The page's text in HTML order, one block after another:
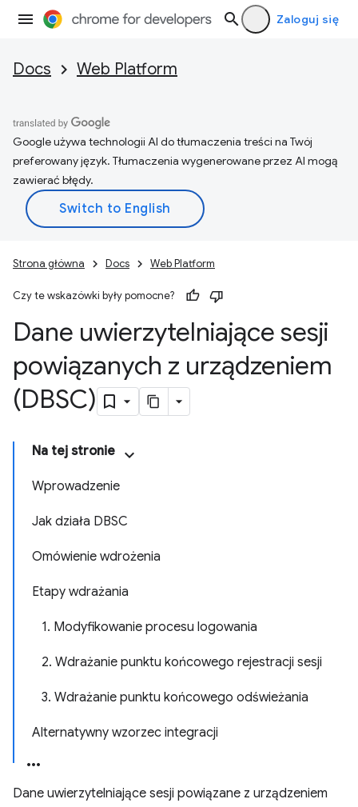
Zaloguj się
Docs Web Platform
Google używa technologii AI do tłumaczenia treści na Twój
preferowany język. Tłumaczenia wygenerowane przez AI mogą
zawierać błędy.
Strona główna Docs Web Platform
Czy te wskazówki były pomocne?
Dane uwierzytelniające sesji
powiązanych z urządzeniem
(DBSC)
Na tej stronie
Wprowadzenie
Jak działa DBSC
Omówienie wdrożenia
Etapy wdrażania
1. Modyfikowanie procesu logowania
2. Wdrażanie punktu końcowego rejestracji sesji
3. Wdrażanie punktu końcowego odświeżania
Alternatywny wzorzec integracji
Dane uwierzytelniające sesji powiązane z urządzeniem